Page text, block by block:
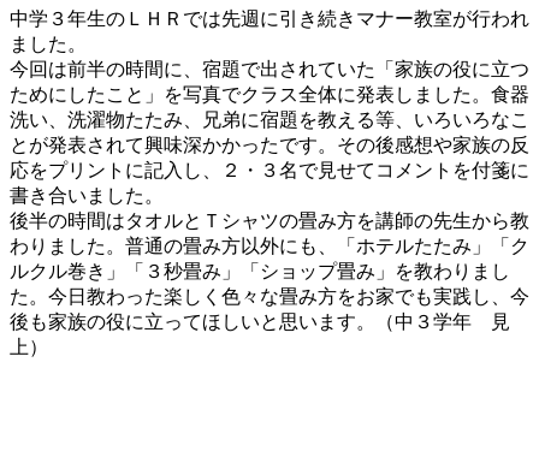
中学３年生のＬＨＲでは先週に引き続きマナー教室が行われ
ました。
今回は前半の時間に、宿題で出されていた「家族の役に立つ
ためにしたこと」を写真でクラス全体に発表しました。食器
洗い、洗濯物たたみ、兄弟に宿題を教える等、いろいろなこ
とが発表されて興味深かかったです。その後感想や家族の反
応をプリントに記入し、２・３名で見せてコメントを付箋に
書き合いました。
後半の時間はタオルとＴシャツの畳み方を講師の先生から教
わりました。普通の畳み方以外にも、「ホテルたたみ」「ク
ルクル巻き」「３秒畳み」「ショップ畳み」を教わりまし
た。今日教わった楽しく色々な畳み方をお家でも実践し、今
後も家族の役に立ってほしいと思います。（中３学年 見
上）